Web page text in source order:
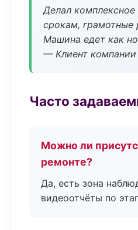
Делал
срокам, грамотные
Машина едет как
— Клиент компании
Часто
Можно ли
ремонте?
Да, есть зона
видеоотчёты по